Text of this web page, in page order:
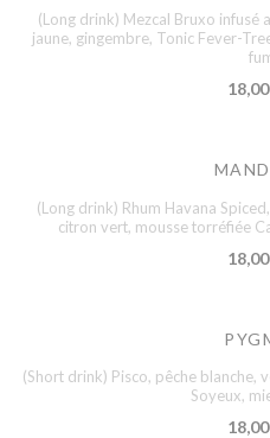
(Long drink) Mezcal Bruxo infusé
jaune, gingembre, Tonic Fever-
(Long drink) Rhum Havana
citron vert, mousse torréfiée
(Short drink) Pisco, pêche blanche,
Soyeux,